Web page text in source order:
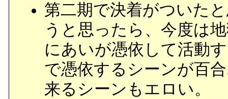
第二期で決着がついた
うと思ったら、今度は
にあいが憑依して活動
で憑依するシーンが百
来るシーンもエロい。